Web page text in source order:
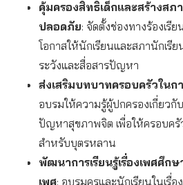
คุ้มครองสิทธิเด็กและสร้างส
ปลอดภัย: จัดตั้งช่องทางร้องเรี
โอกาสให้นักเรียนและสภานักเรี
ระวังและสื่อสารปัญหา
ส่งเสริมบทบาทครอบครัวใน
อบรมให้ความรู้ผู้ปกครองเกี่ยวกั
ปัญหาสุขภาพจิต เพื่อให้ครอบค
สำหรับบุตรหลาน
พัฒนาการเรียนรู้เรื่องเพศศึก
เพศ: อบรมครูและนักเรียนในเรื่